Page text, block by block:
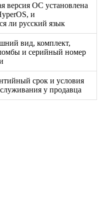
версия ОС установлена
и
ли русский язык
вид, комплект,
и серийный номер
срок и условия
у продавца